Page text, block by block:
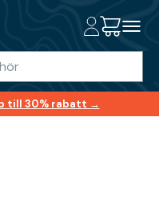
till 30% rabatt →